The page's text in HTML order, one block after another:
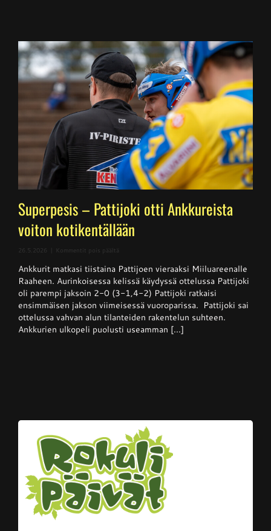
Superpesis – Pattijoki otti Ankkureista
voiton kotikentällään
26.5.2026 Kommentit pois päältä
–
Pattijoki
otti
Ankkureista
voiton
kotikentällään
Ankkurit matkasi tiistaina Pattijoen vieraaksi Miiluareenalle
Raaheen. Aurinkoisessa kelissä käydyssä ottelussa Pattijoki
oli parempi jaksoin 2-0 (3-1,4-2) Pattijoki ratkaisi
ensimmäisen jakson viimeisessä vuoroparissa. Pattijoki sai
ottelussa vahvan alun tilanteiden rakentelun suhteen.
Ankkurien ulkopeli puolusti useamman [...]